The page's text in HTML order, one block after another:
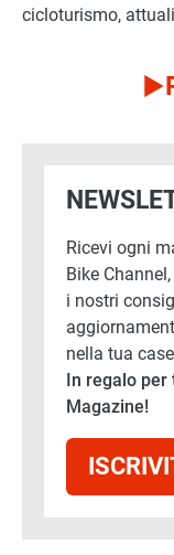
cicloturismo,
Ricevi ogni
Bike
i nostri
nella tua
In regalo per
Magazine!